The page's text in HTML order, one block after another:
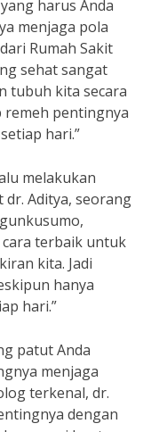
harus Anda
menjaga pola
Rumah Sakit
sehat sangat
tubuh kita secara
remeh pentingnya
hari.”
melakukan
Aditya, seorang
cara terbaik untuk
kita. Jadi
hanya
hari.”
patut Anda
menjaga
terkenal, dr.
dengan